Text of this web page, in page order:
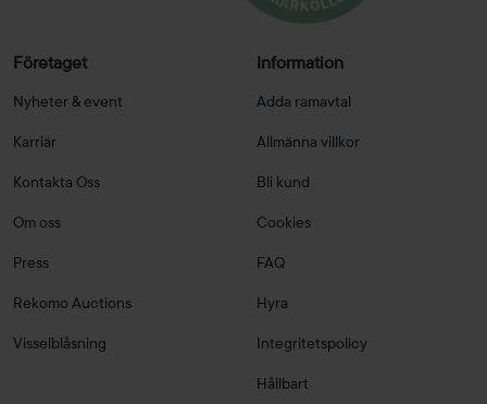
Företaget
Nyheter & event
Karriär
Kontakta Oss
Om oss
Press
Rekomo Auctions
Visselblåsning
Information
Adda ramavtal
Allmänna villkor
Bli kund
Cookies
FAQ
Hyra
Integritetspolicy
Hållbart